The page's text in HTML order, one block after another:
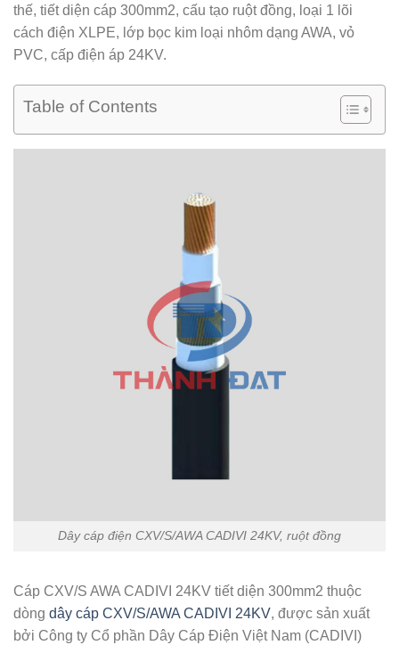
thế, tiết diện cáp 300mm2, cấu tạo ruột đồng, loại 1 lõi
cách điện XLPE, lớp bọc kim loại nhôm dạng AWA, vỏ
PVC, cấp điện áp 24KV.
Table of Contents
Dây cáp điện CXV/S/AWA CADIVI 24KV, ruột đồng
Cáp CXV/S AWA CADIVI 24KV tiết diện 300mm2 thuộc
dòng dây cáp CXV/S/AWA CADIVI 24KV, được sản xuất
bởi Công ty Cổ phần Dây Cáp Điện Việt Nam (CADIVI)